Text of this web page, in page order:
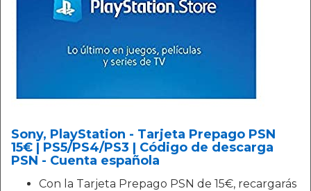
Sony, PlayStation - Tarjeta Prepago PSN
15€ | PS5/PS4/PS3 | Código de descarga
PSN - Cuenta española
Con la Tarjeta Prepago PSN de 15€, recargarás